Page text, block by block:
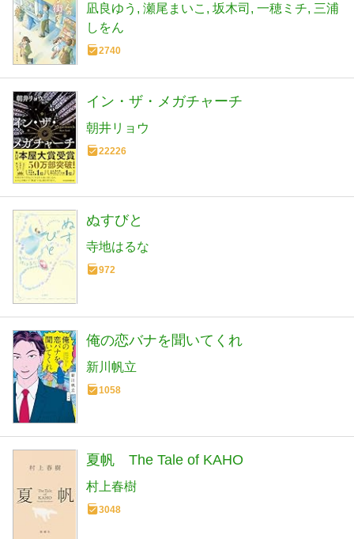
凪良ゆう 瀬尾まいこ 坂木司 一穂ミチ 三浦
しをん
2740
イン・ザ・メガチャーチ
朝井リョウ
22226
ぬすびと
寺地はるな
972
俺の恋バナを聞いてくれ
新川帆立
1058
夏帆 The Tale of KAHO
村上春樹
3048